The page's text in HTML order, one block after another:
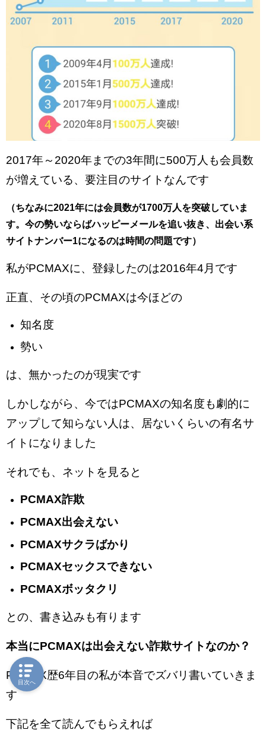
2017年～2020年までの3年間に500万人も会員数
が増えている、要注目のサイトなんです
（ちなみに2021年には会員数が1700万人を突破していま
す。今の勢いならばハッピーメールを追い抜き、出会い系
サイトナンバー1になるのは時間の問題です）
私がPCMAXに、登録したのは2016年4月です
正直、その頃のPCMAXは今ほどの
知名度
勢い
は、無かったのが現実です
しかしながら、今ではPCMAXの知名度も劇的に
アップして知らない人は、居ないくらいの有名サ
イトになりました
それでも、ネットを見ると
PCMAX詐欺
PCMAX出会えない
PCMAXサクラばかり
PCMAXセックスできない
PCMAXボッタクリ
との、書き込みも有ります
本当にPCMAXは出会えない詐欺サイトなのか？
PCMAX歴6年目の私が本音でズバリ書いていきま
す
下記を全て読んでもらえれば
目次へ